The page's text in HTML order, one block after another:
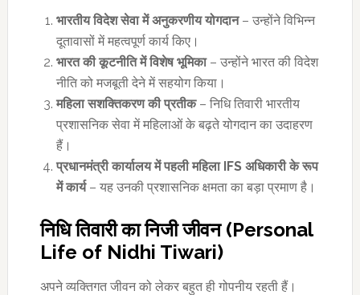
भारतीय विदेश सेवा में अनुकरणीय योगदान– उन्होंने विभिन्न
दूतावासों में महत्वपूर्ण कार्य किए।
भारत की कूटनीति में विशेष भूमिका– उन्होंने भारत की विदेश
नीति को मजबूती देने में सहयोग किया।
महिला सशक्तिकरण की प्रतीक– निधि तिवारी भारतीय
प्रशासनिक सेवा में महिलाओं के बढ़ते योगदान का उदाहरण
हैं।
प्रधानमंत्री कार्यालय में पहली महिला IFS अधिकारी के रूप
में कार्य– यह उनकी प्रशासनिक क्षमता का बड़ा प्रमाण है।
निधि तिवारी का निजी जीवन (Personal
Life of Nidhi Tiwari)
अपने व्यक्तिगत जीवन को लेकर बहुत ही गोपनीय रहती हैं।